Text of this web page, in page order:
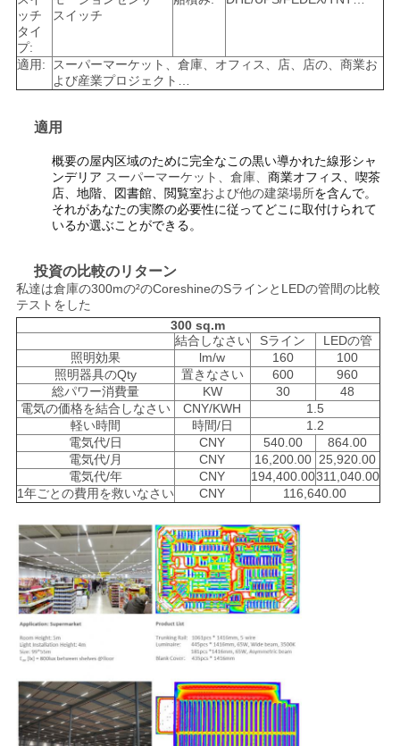
ッチ
タイ
プ:
スイッチ
適用:
スーパーマーケット、倉庫、オフィス、店、店の、商業お
よび産業プロジェクト…
適用
概要の屋内区域のために完全なこの黒い導かれた線形シャ
ンデリア スーパーマーケット、倉庫、 商業オフィス、喫茶
店、地階、図書館、閲覧室および他の建築場所を含んで。
それがあなたの実際の必要性に従ってどこに取付けられて
いるか選ぶことができる。
投資の比較のリターン
私達は倉庫の300mの²のCoreshineのSラインとLEDの管間の比較
テストをした
300 sq.m
結合しなさい
Sライン
LEDの管
照明効果
lm/w 160
100
照明器具のQty
置きなさい 600
960
総パワー消費量
KW 30
48
電気の価格を結合しなさい
CNY/KWH
1.5
軽い時間
時間/日
1.2
電気代/日
CNY 540.00
864.00
電気代/月
CNY 16,200.00 25,920.00
電気代/年
CNY 194,400.00311,040.00
1年ごとの費用を救いなさい
CNY 116,640.00